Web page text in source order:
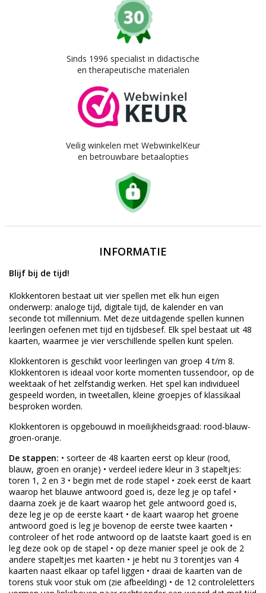
Sinds 1996 specialist in didactische
en therapeutische materialen
Veilig winkelen met WebwinkelKeur
en betrouwbare betaalopties
INFORMATIE
Blijf bij de tijd!
Klokkentoren bestaat uit vier spellen met elk hun eigen
onderwerp: analoge tijd, digitale tijd, de kalender en van
seconde tot millennium. Met deze uitdagende spellen kunnen
leerlingen oefenen met tijd en tijdsbesef. Elk spel bestaat uit 48
kaarten, waarmee je vier verschillende spellen kunt spelen.
Klokkentoren is geschikt voor leerlingen van groep 4 t/m 8.
Klokkentoren is ideaal voor korte momenten tussendoor, op de
weektaak of het zelfstandig werken. Het spel kan individueel
gespeeld worden, in tweetallen, kleine groepjes of klassikaal
besproken worden.
Klokkentoren is opgebouwd in moeilijkheidsgraad: rood-blauw-
groen-oranje.
De stappen: • sorteer de 48 kaarten eerst op kleur (rood,
blauw, groen en oranje) • verdeel iedere kleur in 3 stapeltjes:
toren 1, 2 en 3 • begin met de rode stapel • zoek eerst de kaart
waarop het blauwe antwoord goed is, deze leg je op tafel •
daarna zoek je de kaart waarop het gele antwoord goed is,
deze leg je op de eerste kaart • de kaart waarop het groene
antwoord goed is leg je bovenop de eerste twee kaarten •
controleer of het rode antwoord op de laatste kaart goed is en
leg deze ook op de stapel • op deze manier speel je ook de 2
andere stapeltjes met kaarten • je hebt nu 3 torentjes van 4
kaarten naast elkaar op tafel liggen • draai de kaarten van de
torens stuk voor stuk om (zie afbeelding) • de 12 controleletters